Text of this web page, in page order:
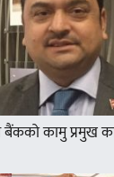
बैंकको कामु प्रमुख